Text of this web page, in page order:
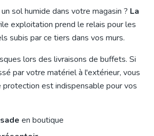
sol humide dans votre magasin ? La
exploitation prend le relais pour les
subis par ce tiers dans vos murs.
lors des livraisons de buffets. Si
par votre matériel à l'extérieur, vous
est indispensable pour vos
en boutique